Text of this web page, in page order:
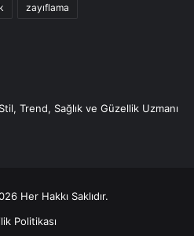
zayıflama
Trend, Sağlık ve Güzellik Uzmanı
Her Hakkı Saklıdır.
Politikası